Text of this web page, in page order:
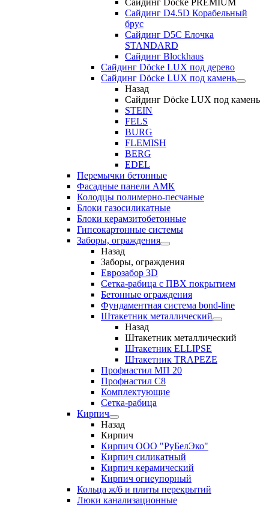
Сайдинг Döcke PREMIUM
Сайдинг D4.5D Корабельный
брус
Сайдинг D5С Елочка
STANDARD
Сайдинг Blockhaus
Сайдинг Döcke LUX под дерево
Сайдинг Döcke LUX под камень
Назад
Сайдинг Döcke LUX под камень
STEIN
FELS
BURG
FLEMISH
BERG
EDEL
Перемычки бетонные
Фасадные панели АМК
Колодцы полимерно-песчаные
Блоки газосиликатные
Блоки керамзитобетонные
Гипсокартонные системы
Заборы, ограждения
Назад
Заборы, ограждения
Еврозабор 3D
Сетка-рабица с ПВХ покрытием
Бетонные ограждения
Фундаментная система bond-line
Штакетник металлический
Назад
Штакетник металлический
Штакетник ELLIPSE
Штакетник TRAPEZE
Профнастил МП 20
Профнастил С8
Комплектующие
Сетка-рабица
Кирпич
Назад
Кирпич
Кирпич ООО "РуБелЭко"
Кирпич силикатный
Кирпич керамический
Кирпич огнеупорный
Кольца ж/б и плиты перекрытий
Люки канализационные